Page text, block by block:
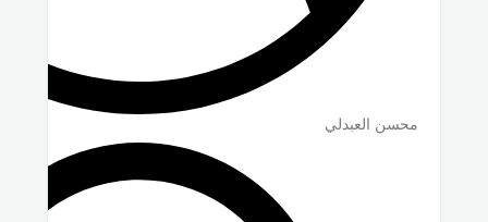
محسن العبدلي